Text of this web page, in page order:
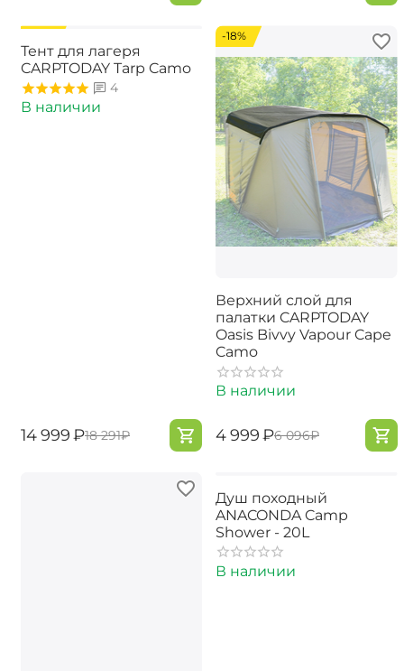
Тент для лагеря
CARPTODAY Tarp Camo
4
В наличии
‍14 999‍₽‍18 291‍₽
-18%
Верхний слой для
палатки CARPTODAY
Oasis Bivvy Vapour Cape
Camo
В наличии
‍4 999‍₽‍6 096‍₽
Душ походный
ANACONDA Camp
Shower - 20L
В наличии